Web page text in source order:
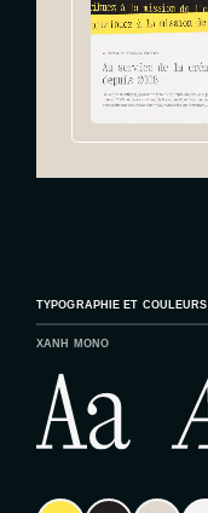
TYPOGRAPHIE ET COULEURS
XANH MONO